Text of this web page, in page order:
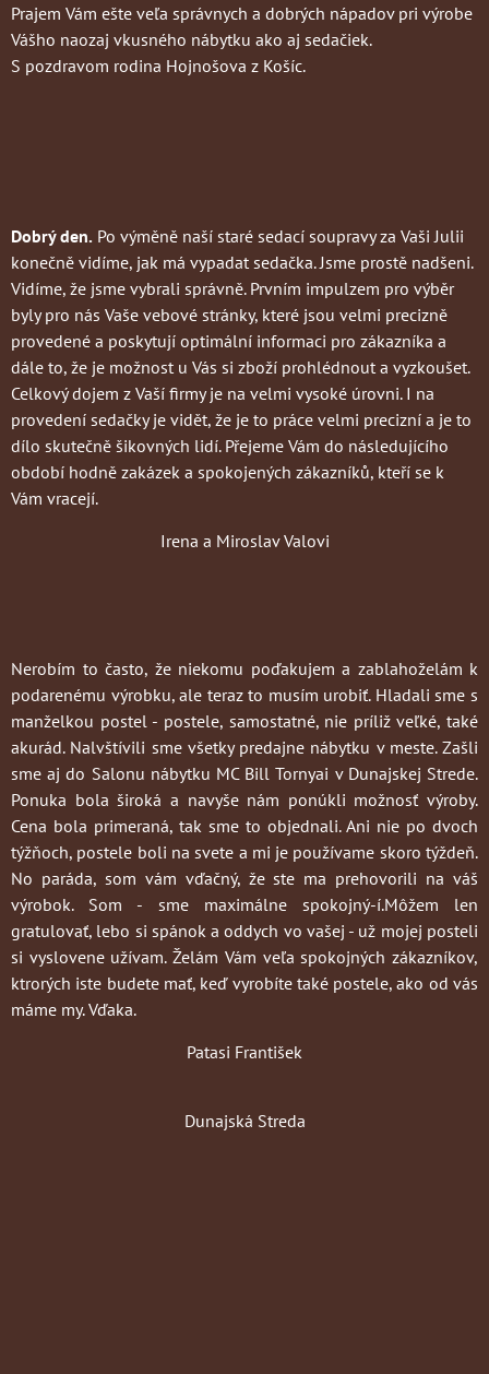
Prajem Vám ešte veľa správnych a dobrých nápadov pri výrobe
Vášho naozaj vkusného nábytku ako aj sedačiek.
S pozdravom rodina Hojnošova z Košíc.
Dobrý den. Po výměně naší staré sedací soupravy za Vaši Julii
konečně vidíme, jak má vypadat sedačka. Jsme prostě nadšeni.
Vidíme, že jsme vybrali správně. Prvním impulzem pro výběr
byly pro nás Vaše vebové stránky, které jsou velmi precizně
provedené a poskytují optimální informaci pro zákazníka a
dále to, že je možnost u Vás si zboží prohlédnout a vyzkoušet.
Celkový dojem z Vaší firmy je na velmi vysoké úrovni. I na
provedení sedačky je vidět, že je to práce velmi precizní a je to
dílo skutečně šikovných lidí. Přejeme Vám do následujícího
období hodně zakázek a spokojených zákazníků, kteří se k
Vám vracejí.
Irena a Miroslav Valovi
Nerobím to často, že niekomu poďakujem a zablahoželám k
podarenému výrobku, ale teraz to musím urobiť. Hladali sme s
manželkou postel - postele, samostatné, nie príliž veľké, také
akurád. Nalvštívili sme všetky predajne nábytku v meste. Zašli
sme aj do Salonu nábytku MC Bill Tornyai v Dunajskej Strede.
Ponuka bola široká a navyše nám ponúkli možnosť výroby.
Cena bola primeraná, tak sme to objednali. Ani nie po dvoch
týžňoch, postele boli na svete a mi je používame skoro týždeň.
No paráda, som vám vďačný, že ste ma prehovorili na váš
výrobok. Som - sme maximálne spokojný-í.Môžem len
gratulovať, lebo si spánok a oddych vo vašej - už mojej posteli
si vyslovene užívam. Želám Vám veľa spokojných zákazníkov,
ktrorých iste budete mať, keď vyrobíte také postele, ako od vás
máme my. Vďaka.
Patasi František
Dunajská Streda